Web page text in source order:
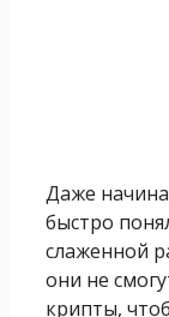
Даже
быстро
слаженной
они не
крипты,